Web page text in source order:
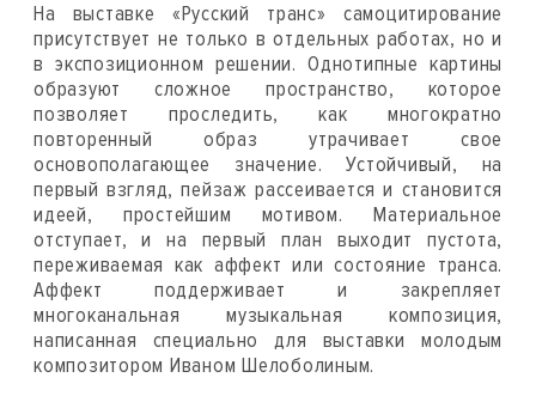
На выставке «Русский транс» самоцитирование
присутствует не только в отдельных работах, но и
в экспозиционном решении. Однотипные картины
образуют сложное пространство, которое
позволяет проследить, как многократно
повторенный образ утрачивает свое
основополагающее значение. Устойчивый, на
первый взгляд, пейзаж рассеивается и становится
идеей, простейшим мотивом. Материальное
отступает, и на первый план выходит пустота,
переживаемая как аффект или состояние транса.
Аффект поддерживает и закрепляет
многоканальная музыкальная композиция,
написанная специально для выставки молодым
композитором Иваном Шелоболиным.